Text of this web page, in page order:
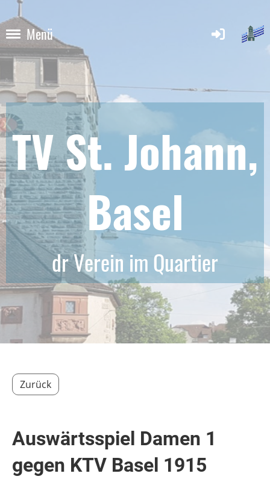
Menü
TV St. Johann,
Basel
dr Verein im Quartier
Zurück
Auswärtsspiel Damen 1
gegen KTV Basel 1915